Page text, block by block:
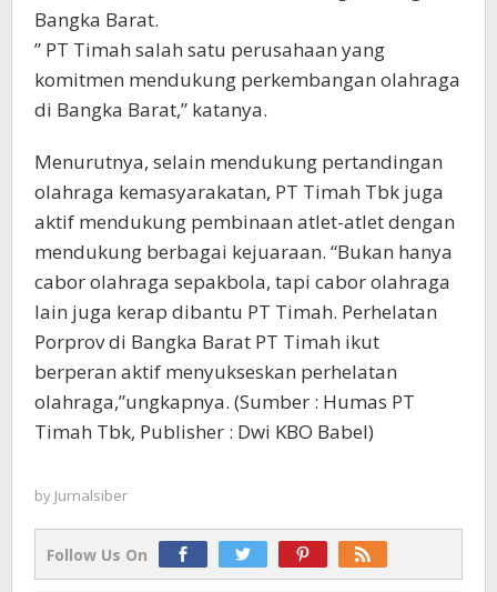
Bangka Barat.
” PT Timah salah satu perusahaan yang
komitmen mendukung perkembangan olahraga
di Bangka Barat,” katanya.
Menurutnya, selain mendukung pertandingan
olahraga kemasyarakatan, PT Timah Tbk juga
aktif mendukung pembinaan atlet-atlet dengan
mendukung berbagai kejuaraan. “Bukan hanya
cabor olahraga sepakbola, tapi cabor olahraga
lain juga kerap dibantu PT Timah. Perhelatan
Porprov di Bangka Barat PT Timah ikut
berperan aktif menyukseskan perhelatan
olahraga,”ungkapnya. (Sumber : Humas PT
Timah Tbk, Publisher : Dwi KBO Babel)
by Jurnalsiber
Follow Us On